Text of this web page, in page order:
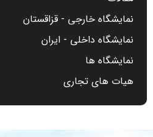
نمایشگاه خارجی - قزاقستان
نمایشگاه داخلی - ایران
نمایشگاه ها
هیات های تجاری